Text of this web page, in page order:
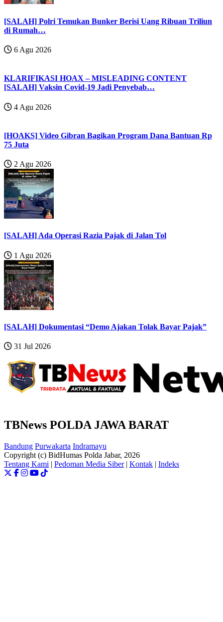
[SALAH] Polri Temukan Bunker Berisi Uang Ribuan Triliun
di Rumah…
6 Agu 2026
KLARIFIKASI HOAX – MISLEADING CONTENT
[SALAH] Vaksin Covid-19 Jadi Penyebab…
4 Agu 2026
[HOAKS] Video Gibran Bagikan Program Dana Bantuan Rp
75 Juta
2 Agu 2026
[SALAH] Ada Operasi Razia Pajak di Jalan Tol
1 Agu 2026
[SALAH] Dokumentasi “Demo Ajakan Tolak Bayar Pajak”
31 Jul 2026
TBNews POLDA JAWA BARAT
Bandung Purwakarta Indramayu
Copyright (c) BidHumas Polda Jabar, 2026
Tentang Kami | Pedoman Media Siber| Kontak | Indeks